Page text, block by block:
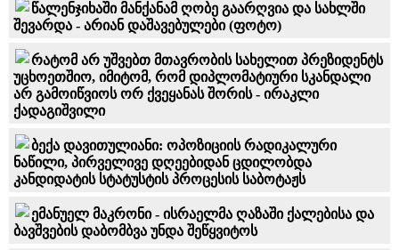
წალენჯიხაში მანქანამ ღობე გაარღვია და სახლში
შევარდა - არიან დაშავებულები (ფოტო)
რატომ არ უშვებთ მთავრობის სახელით პრეზიდენტს
უცხოეთშიო, იმიტომ, რომ დიპლომატიური სკანდალი
არ გამოიწვიოს ორ ქვეყანას შორის - ირაკლი
ქადაგიშვილი
ბექა დავითულიანი: ოპოზიციის რადიკალური
ნაწილი, პირველივე დღეებიდან ცდილობდა
კანდიდატის სტატუსტის პროცესის საბოტაჟს
ემანუელ მაკრონი - ისრაელმა ღაზაში ქალებისა და
ბავშვების დაბომბვა უნდა შეწყვიტოს